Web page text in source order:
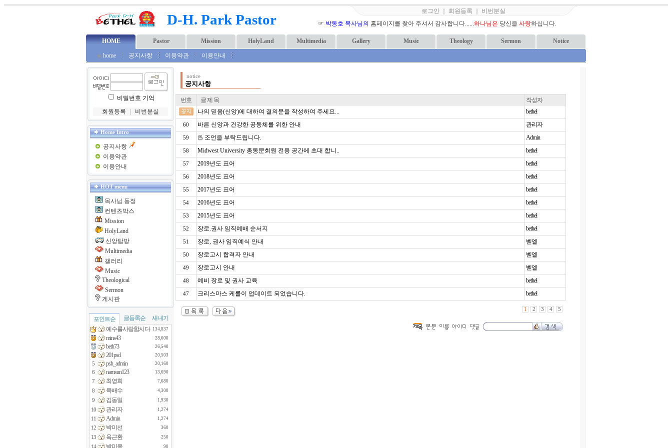
D-H. Park Pastor
로그인 회원등록
비번분실
☞ 박동호 목사님의 홈페이지를 찾아 주셔서 감사합니다......하나님은 당신을 사랑하십니다.
HOME Pastor Mission HolyLand Multimedia Gallery Music Theology Sermon Notice
◈ home 공지사항 이용약관 이용안내
비밀번호 기억
회원등록
비번분실
Home Intro
공지사항
이용약관
이용안내
HOT menu
목사님 동정
컨텐츠박스
Mission
HolyLand
신앙탐방
Multimedia
갤러리
Music
Theological
Sermon
게시판
포인트순 글등록순
새내기
예수를사랑합시다 134,837
mins43 28,600
beth73 26,540
201psd 20,503
5 psh_admin 20,160
6 namsun123 13,690
7 최영희 7,680
8 육배수 4,300
9 김동일 1,930
10 관리자 1,274
11 Admin 1,274
12 박미선 360
13 육근환 250
14 박미옥 90
notice
공지사항
번호 글 제 목
작성자
나의 믿음(신앙)에 대하여 결의문을 작성하여 주세요...
bethel
60 바른 신앙과 건강한 공동체를 위한 안내 관리자
59 조언을 부탁드립니다. Admin
58 Midwest University 총동문회원 전용 공간에 초대 합니.. bethel
57 2019년도 표어 bethel
56 2018년도 표어 bethel
55 2017년도 표어 bethel
54 2016년도 표어 bethel
53 2015년도 표어 bethel
52 장로.권사 임직예배 순서지 bethel
51 장로, 권사 임직예식 안내 벧엘
50 장로고시 합격자 안내 벧엘
49 장로고시 안내 벧엘
48 예비 장로 및 권사 교육 bethel
47 크리스마스 케롤이 업데이트 되었습니다. bethel
1 2 3 4 5